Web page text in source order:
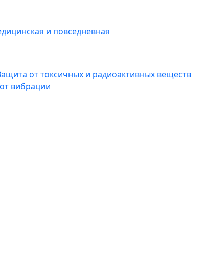
и повседневная
от токсичных и радиоактивных веществ
вибрации